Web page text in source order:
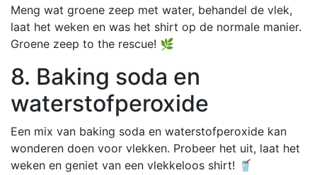
Meng wat groene zeep met water, behandel de vlek,
laat het weken en was het shirt op de normale manier.
Groene zeep to the rescue! 🌿
8. Baking soda en
waterstofperoxide
Een mix van baking soda en waterstofperoxide kan
wonderen doen voor vlekken. Probeer het uit, laat het
weken en geniet van een vlekkeloos shirt! 🥤